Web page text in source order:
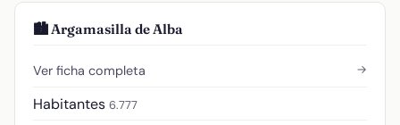
🏙️ Argamasilla de Alba
Ver ficha completa →
Habitantes 6.777